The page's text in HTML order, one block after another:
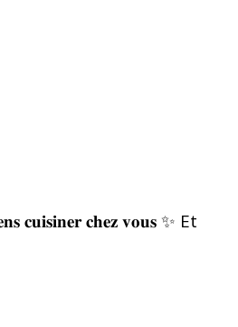
𝐜𝐮𝐢𝐬𝐢𝐧𝐞𝐫 𝐜𝐡𝐞𝐳 𝐯𝐨𝐮𝐬 ✨ Et